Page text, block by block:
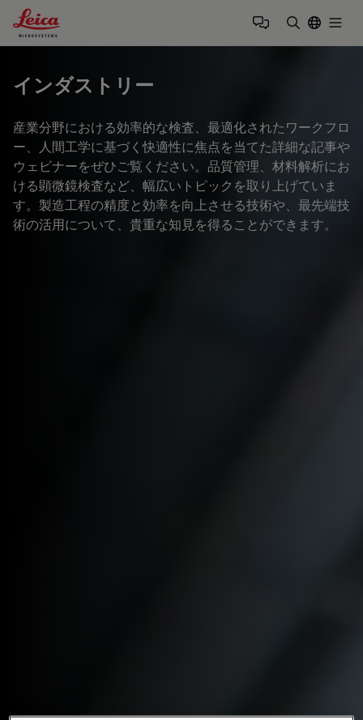
Leica Microsystems Logo
インダストリー
産業分野における効率的な検査、最適化されたワークフロ
ー、人間工学に基づく快適性に焦点を当てた詳細な記事や
ウェビナーをぜひご覧ください。品質管理、材料解析にお
ける顕微鏡検査など、幅広いトピックを取り上げていま
す。製造工程の精度と効率を向上させる技術や、最先端技
術の活用について、貴重な知見を得ることができます。